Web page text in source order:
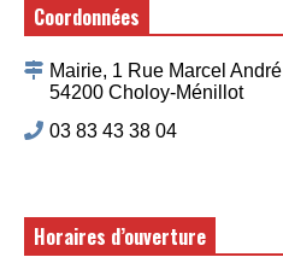
Coordonnées
Mairie, 1 Rue Marcel André
54200 Choloy-Ménillot
03 83 43 38 04
Horaires d’ouverture